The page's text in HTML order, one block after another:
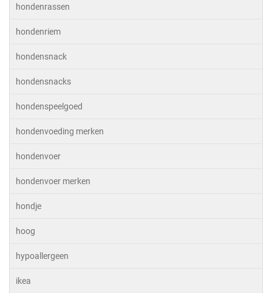
hondenrassen
hondenriem
hondensnack
hondensnacks
hondenspeelgoed
hondenvoeding merken
hondenvoer
hondenvoer merken
hondje
hoog
hypoallergeen
ikea